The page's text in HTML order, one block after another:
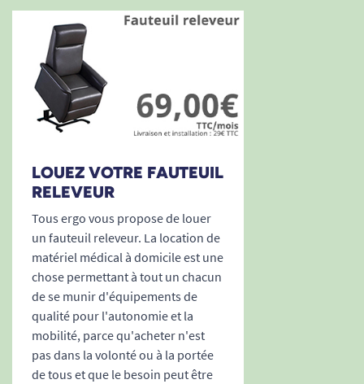
pour télécommande, livres, lunettes ou
effets personnels.
Protège accoudoirs et appui-tête inclus
pour une hygiène et une longévité accrues.
Smart Tech intégré: vérifiez en un coup
d’œil l’état des branchements et le bon
éléments électriques grâce aux voyants
lumineux. Diagnostic facile, sécurité
renforcée !
Ce fauteuil s’intègre parfaitement dans tous les
intérieurs grâce à son design sobre et moderne,
ses coutures soignées et ses lignes
accueillantes. Il fera vite l’unanimité aussi bien
pour ses performances techniques que pour la
sensation de chaleur et de réconfort qu’il
procure jour après jour.
LOUEZ VOTRE FAUTEUIL
RELEVEUR
Tous ergo vous propose de louer
un fauteuil releveur. La location de
matériel médical à domicile est une
chose permettant à tout un chacun
de se munir d'équipements de
qualité pour l'autonomie et la
mobilité, parce qu'acheter n'est
pas dans la volonté ou à la portée
de tous et que le besoin peut être